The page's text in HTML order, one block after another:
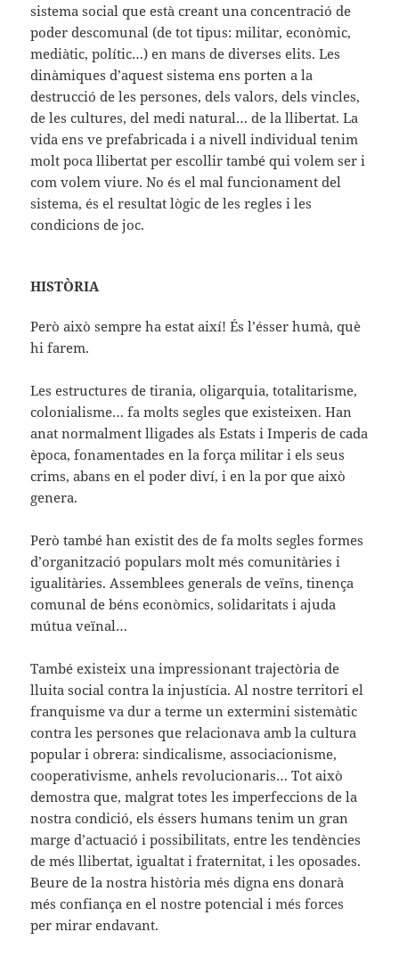
sistema social que està creant una concentració de
poder descomunal (de tot tipus: militar, econòmic,
mediàtic, polític…) en mans de diverses elits. Les
dinàmiques d’aquest sistema ens porten a la
destrucció de les persones, dels valors, dels vincles,
de les cultures, del medi natural… de la llibertat. La
vida ens ve prefabricada i a nivell individual tenim
molt poca llibertat per escollir també qui volem ser i
com volem viure. No és el mal funcionament del
sistema, és el resultat lògic de les regles i les
condicions de joc.
HISTÒRIA
Però això sempre ha estat així! És l’ésser humà, què
hi farem.
Les estructures de tirania, oligarquia, totalitarisme,
colonialisme… fa molts segles que existeixen. Han
anat normalment lligades als Estats i Imperis de cada
època, fonamentades en la força militar i els seus
crims, abans en el poder diví, i en la por que això
genera.
Però també han existit des de fa molts segles formes
d’organització populars molt més comunitàries i
igualitàries. Assemblees generals de veïns, tinença
comunal de béns econòmics, solidaritats i ajuda
mútua veïnal…
També existeix una impressionant trajectòria de
lluita social contra la injustícia. Al nostre territori el
franquisme va dur a terme un extermini sistemàtic
contra les persones que relacionava amb la cultura
popular i obrera: sindicalisme, associacionisme,
cooperativisme, anhels revolucionaris… Tot això
demostra que, malgrat totes les imperfeccions de la
nostra condició, els éssers humans tenim un gran
marge d’actuació i possibilitats, entre les tendències
de més llibertat, igualtat i fraternitat, i les oposades.
Beure de la nostra història més digna ens donarà
més confiança en el nostre potencial i més forces
per mirar endavant.